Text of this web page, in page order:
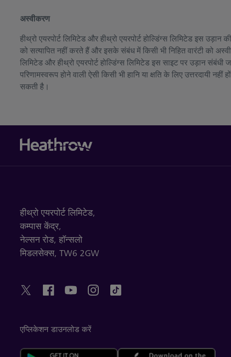
अस्वीकरण
हीथ्रो एयरपोर्ट लिमिटेड और हीथ्रो एयरपोर्ट होल्डिंग्स लिमिटेड इस उड़ान
को सत्यापित नहीं करते हैं और इसके संबंध में किसी भी निहित वारंटी को
लिमिटेड और हीथ्रो एयरपोर्ट होल्डिंग्स लिमिटेड इस साइट पर उड़ान संबंधी
परिणामस्वरूप होने वाली ऐसी किसी भी हानि या क्षति के लिए उत्तरदायी नहीं
सकती है।
हीथ्रो एयरपोर्ट लिमिटेड,
कम्पास केंद्र,
नेल्सन रोड, हॉन्सलो
मिडलसेक्स, TW6 2GW
एप्लिकेशन डाउनलोड करें